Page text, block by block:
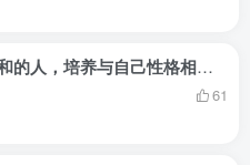
【H032】警惕成为一个过分亲和的人，培养与自己性格相反的技能
61